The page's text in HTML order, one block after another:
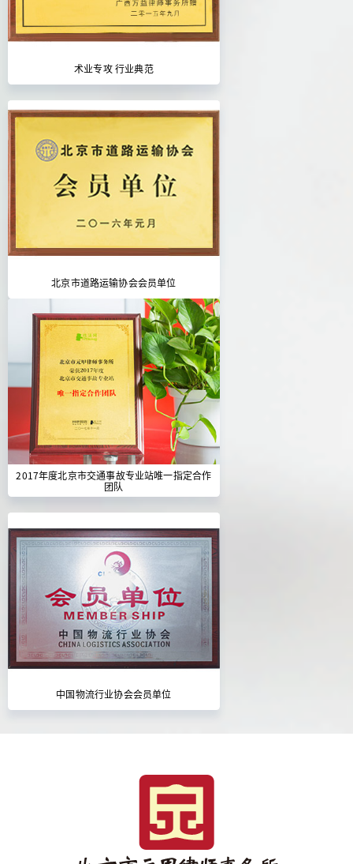
术业专攻 行业典范
北京市道路运输协会会员单位
2017年度北京市交通事故专业站唯一指定合作
团队
中国物流行业协会会员单位